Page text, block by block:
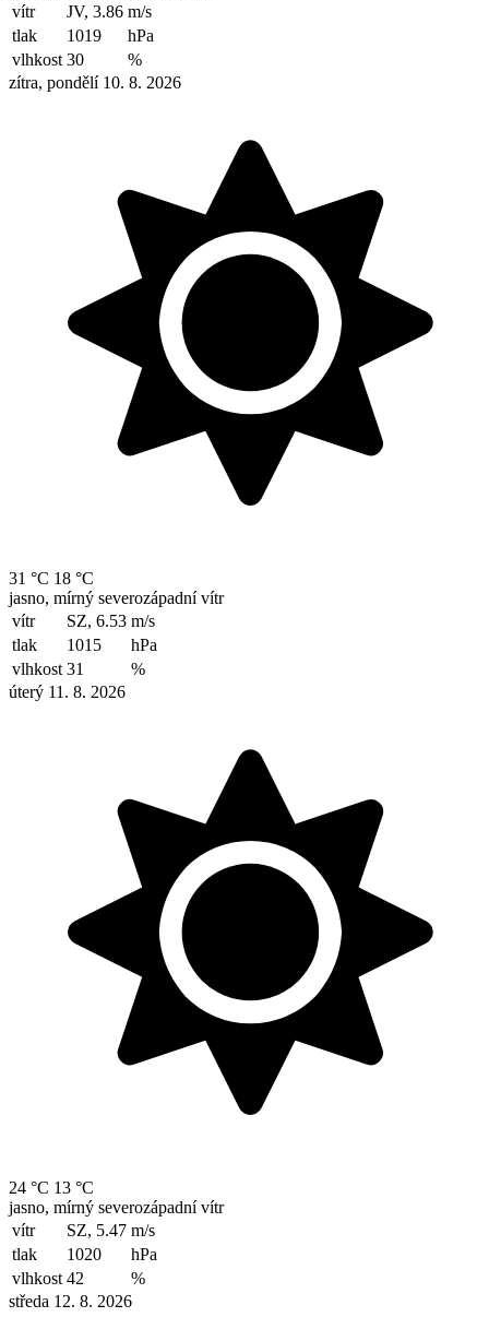
vítr
JV, 3.86 m/s
tlak
1019
hPa
vlhkost 30
%
zítra, pondělí 10. 8. 2026
31 °C 18 °C
jasno, mírný severozápadní vítr
vítr
SZ, 6.53 m/s
tlak
1015
hPa
vlhkost 31
%
úterý 11. 8. 2026
24 °C 13 °C
jasno, mírný severozápadní vítr
vítr
SZ, 5.47 m/s
tlak
1020
hPa
vlhkost 42
%
středa 12. 8. 2026